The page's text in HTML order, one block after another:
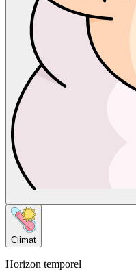
Climat
Horizon temporel